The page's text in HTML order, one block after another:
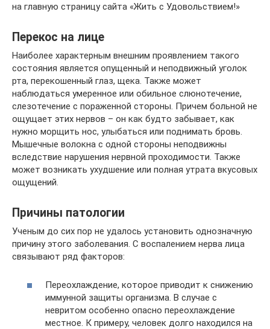
на главную страницу сайта «Жить с Удовольствием!»
Перекос на лице
Наиболее характерным внешним проявлением такого
состояния является опущенный и неподвижный уголок
рта, перекошенный глаз, щека. Также может
наблюдаться умеренное или обильное слюнотечение,
слезотечение с пораженной стороны. Причем больной не
ощущает этих нервов – он как будто забывает, как
нужно морщить нос, улыбаться или поднимать бровь.
Мышечные волокна с одной стороны неподвижны
вследствие нарушения нервной проходимости. Также
может возникать ухудшение или полная утрата вкусовых
ощущений.
Причины патологии
Ученым до сих пор не удалось установить однозначную
причину этого заболевания. С воспалением нерва лица
связывают ряд факторов:
Переохлаждение, которое приводит к снижению
иммунной защиты организма. В случае с
невритом особенно опасно переохлаждение
местное. К примеру, человек долго находился на